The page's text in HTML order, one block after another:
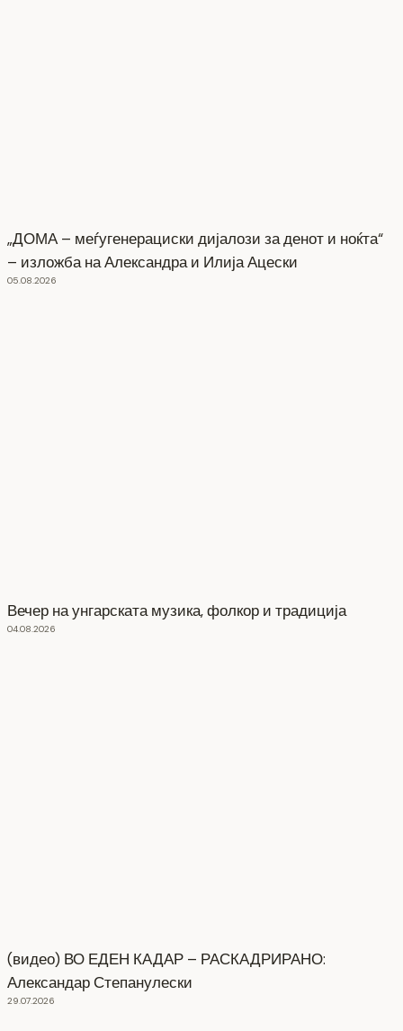
„ДОМА – меѓугенерациски дијалози за денот и ноќта“
– изложба на Александра и Илија Ацески
05.08.2026
Вечер на унгарската музика, фолкор и традиција
04.08.2026
(видео) ВО ЕДЕН КАДАР – РАСКАДРИРАНО:
Александар Степанулески
29.07.2026